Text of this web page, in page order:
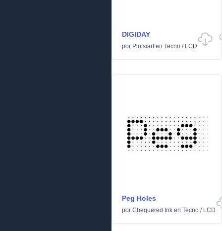
DIGIDAY
por Pinisiarten Tecno / LCD
Peg Holes
por Chequered Ink en Tecno / LCD